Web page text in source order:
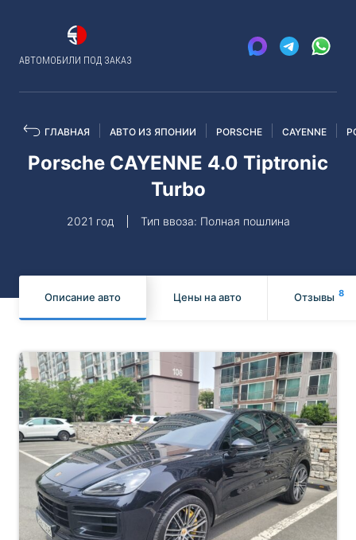
АВТОМОБИЛИ ПОД ЗАКАЗ
ГЛАВНАЯ АВТО ИЗ ЯПОНИИ PORSCHE CAYENNE
Porsche CAYENNE 4.0 Tiptronic
Turbo
2021 год Тип ввоза: Полная пошлина
Описание авто Цены на авто Отзывы 8